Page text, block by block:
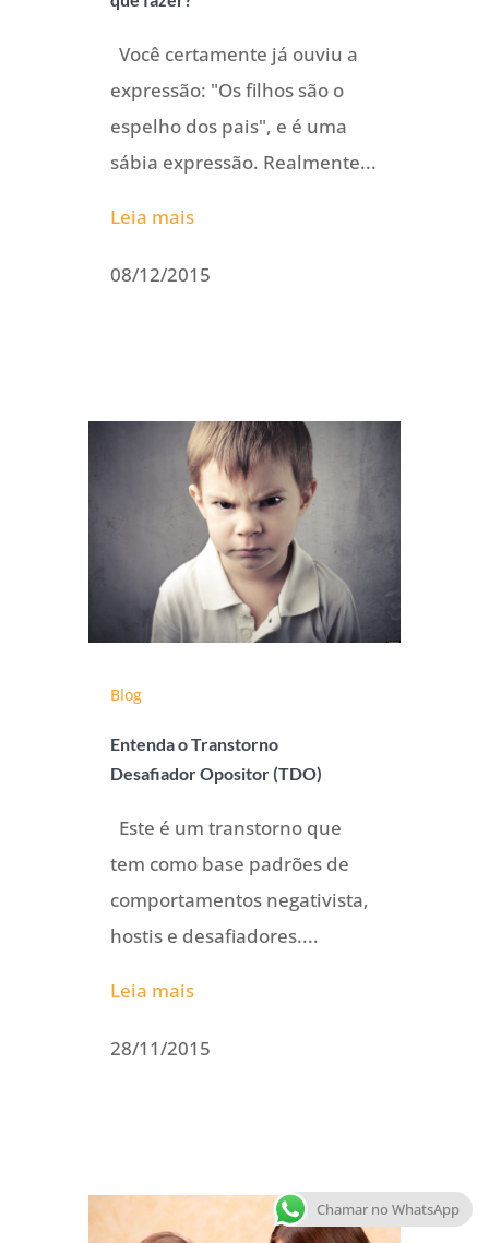
Você certamente já ouviu a
expressão: "Os filhos são o
espelho dos pais", e é uma
sábia expressão. Realmente...
Leia mais
08/12/2015
Blog
Entenda o Transtorno
Desafiador Opositor (TDO)
Este é um transtorno que
tem como base padrões de
comportamentos negativista,
hostis e desafiadores....
Leia mais
28/11/2015
Chamar no WhatsApp